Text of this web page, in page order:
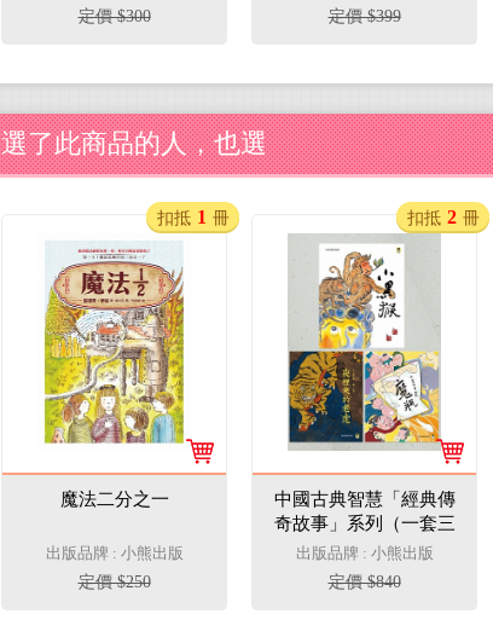
定價 $300
定價 $399
選了此商品的人，也選
魔法二分之一
出版品牌 : 小熊出版
定價 $250
扣抵 1 冊
中國古典智慧「經典傳
奇故事」系列（一套三
冊）
出版品牌 : 小熊出版
定價 $840
扣抵 2 冊